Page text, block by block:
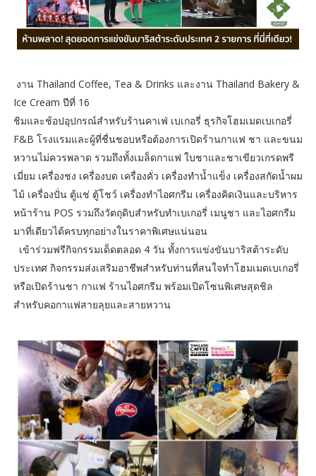
งาน Thailand Coffee, Tea & Drinks และงาน Thailand Bakery &
Ice Cream ปีที่ 16
ชิมและช้อปอุปกรณ์สำหรับร้านคาเฟ่ เบเกอรี่ ธุรกิจโฮมเมดเบเกอรี่
F&B โรงแรมและผู้ที่ชื่นชอบหรือต้องการเปิดร้านกาแฟ ชา และขนม
หวานไม่ควรพลาด รวมถึงทั้งเมล็ดกาแฟ ใบชาและชาเขียวเกรดพรี
เมี่ยม เครื่องชง เครื่องบด เครื่องคั่ว เครื่องทำน้ำแข็ง เครื่องสกัดน้ำผม
ไม้ เครื่องปั่น ตู้แช่ ตู้โชว์ เครื่องทำไอศกรีม เครื่องคิดเงินและบริหาร
หน้าร้าน POS รวมถึงวัตถุดิบสำหรับทำเบเกอรี่ เมนูชา และไอศกรีม
มาที่เดียวได้ครบทุกอย่างในราคาพิเศษแน่นอน
เข้าร่วมฟรีกิจกรรมเด็ดตลอด 4 วัน ทั้งการแข่งขันบาริสต้าระดับ
ประเทศ กิจกรรมส่งเสริมอาชีพสำหรับท่านที่สนใจทำโฮมเมดเบเกอรี่
หรือเปิดร้านชา กาแฟ ร้านไอศกรีม พร้อมเปิดโซนพิเศษสุดชิล
สำหรับคอกาแฟสายลุยและสายหวาน